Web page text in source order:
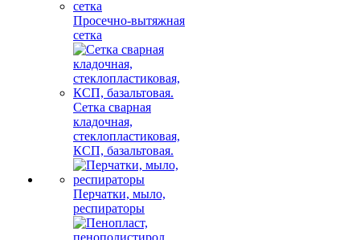
Просечно-вытяжная
сетка
Сетка сварная
кладочная,
стеклопластиковая,
КСП, базальтовая.
Перчатки, мыло,
респираторы